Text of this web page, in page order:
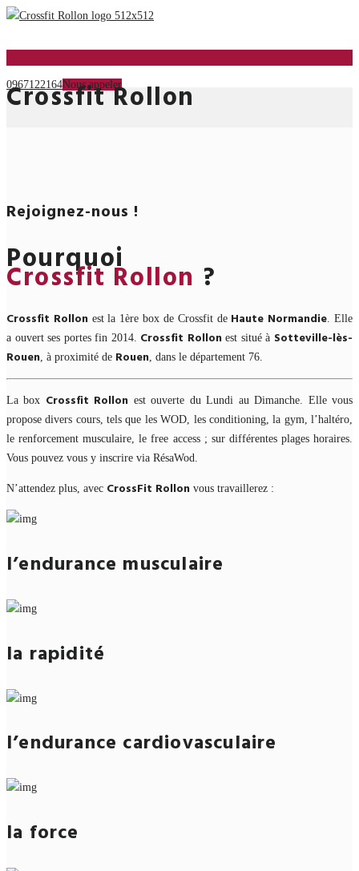
0967122164
CrossfitRollon
Rejoignez-nous !
Pourquoi
Crossfit Rollon ?
Crossfit Rollonest la 1ère box de Crossfit de Haute Normandie . Elle
a ouvert ses portes fin 2014. Crossfit Rollonest situé à Sotteville-lès-
Rouen , à proximité de Rouen , dans le département 76.
La box Crossfit Rollon est ouverte du Lundi au Dimanche. Elle vous
propose divers cours, tels que les WOD, les conditioning, la gym, l’haltéro,
le renforcement musculaire, le free access ; sur différentes plages horaires.
Vous pouvez vous y inscrire via RésaWod.
N’attendez plus, avec CrossFit Rollon vous travaillerez :
l’endurance musculaire
la rapidité
l’endurance cardiovasculaire
la force